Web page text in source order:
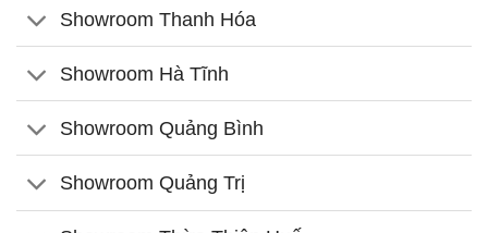
Showroom Thanh Hóa
Showroom Hà Tĩnh
Showroom Quảng Bình
Showroom Quảng Trị